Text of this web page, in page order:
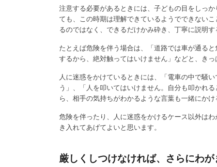
注意する必要があるときには、子どもの目をしっ
ても、この時期は理解できているようでできない
るのではなく、できるだけかみ砕き、丁寧に説明す
たとえば危険を伴う場合は、「道路では車が通る
するから、絶対触ってはいけません」などと、きっ
人に迷惑をかけているときには、「電車の中で騒
う」、「人を叩いてはいけません。自分も叩かれ
ら、相手の気持ちがわかるような言葉も一緒にかけ
危険を伴ったり、人に迷惑をかけるケース以外は
き入れてあげてよいと思います。
厳しくしつけなければ、さらにわ